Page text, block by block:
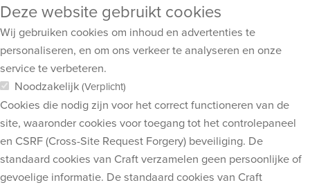
Deze website gebruikt cookies
Wij gebruiken cookies om inhoud en advertenties te
personaliseren, en om ons verkeer te analyseren en onze
service te verbeteren.
Noodzakelijk(Verplicht)
Cookies die nodig zijn voor het correct functioneren van de
site, waaronder cookies voor toegang tot het controlepaneel
en CSRF (Cross-Site Request Forgery) beveiliging. De
standaard cookies van Craft verzamelen geen persoonlijke of
gevoelige informatie. De standaard cookies van Craft